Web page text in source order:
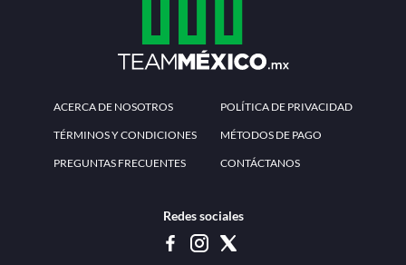
ACERCA DE NOSOTROS POLÍTICA DE PRIVACIDAD
TÉRMINOS Y CONDICIONES MÉTODOS DE PAGO
PREGUNTAS FRECUENTES CONTÁCTANOS
Redes sociales